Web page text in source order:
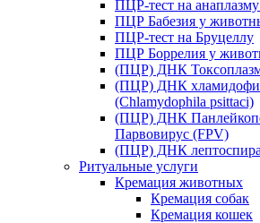
ПЦР-тест на
ПЦР Бабезия у
ПЦР-тест на Бруцеллу
ПЦР Боррелия у
(ПЦР) ДНК
(ПЦР) ДНК
(Chlamydophila psittaci)
(ПЦР) ДНК
Парвовирус (FPV)
(ПЦР) ДНК лептоспира
Ритуальные услуги
Кремация животных
Кремация собак
Кремация кошек